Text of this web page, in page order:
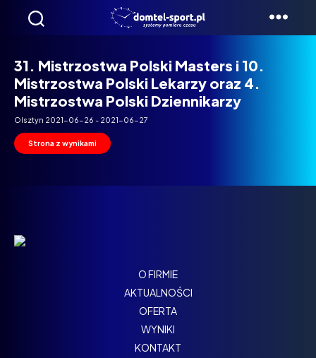
Domtel
31. Mistrzostwa Polski Masters i 10.
Mistrzostwa Polski Lekarzy oraz 4.
Mistrzostwa Polski Dziennikarzy
Olsztyn 2021-06-26 - 2021-06-27
Strona z wynikami
O FIRMIE
AKTUALNOŚCI
OFERTA
WYNIKI
KONTAKT